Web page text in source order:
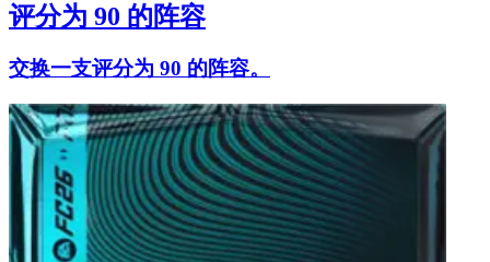
评分为 90 的阵容
交换一支评分为 90 的阵容。